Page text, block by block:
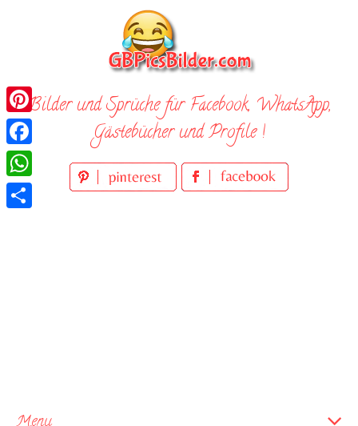
Bilder und Sprüche für Facebook, WhatsApp,
Gästebücher und Profile !
Pinterest
Facebook
WhatsApp